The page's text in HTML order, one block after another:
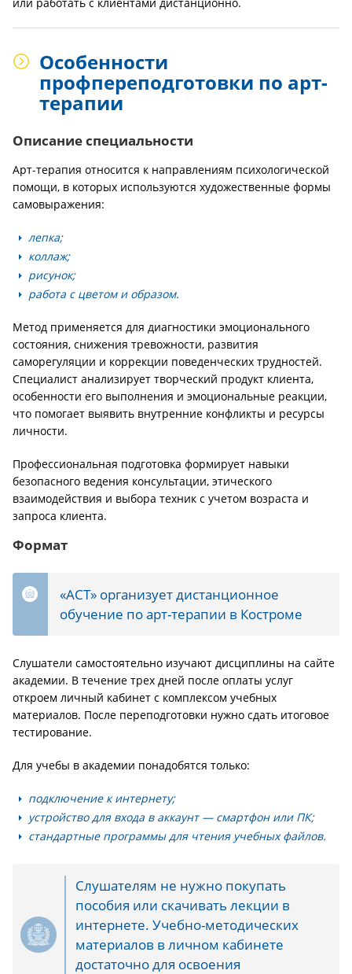
Особенности
профпереподготовки по арт-
терапии
Описание специальности
Арт-терапия относится к направлениям психологической
помощи, в которых используются художественные формы
самовыражения:
лепка;
коллаж;
рисунок;
работа с цветом и образом.
Метод применяется для диагностики эмоционального
состояния, снижения тревожности, развития
саморегуляции и коррекции поведенческих трудностей.
Специалист анализирует творческий продукт клиента,
особенности его выполнения и эмоциональные реакции,
что помогает выявить внутренние конфликты и ресурсы
личности.
Профессиональная подготовка формирует навыки
безопасного ведения консультации, этического
взаимодействия и выбора техник с учетом возраста и
запроса клиента.
Формат
«АСТ» организует дистанционное
обучение по арт-терапии в Костроме
Слушатели самостоятельно изучают дисциплины на сайте
академии. В течение трех дней после оплаты услуг
откроем личный кабинет с комплексом учебных
материалов. После переподготовки нужно сдать итоговое
тестирование.
Для учебы в академии понадобятся только:
подключение к интернету;
устройство для входа в аккаунт — смартфон или ПК;
стандартные программы для чтения учебных файлов.
Слушателям не нужно покупать
пособия или скачивать лекции в
интернете. Учебно-методических
материалов в личном кабинете
достаточно для освоения